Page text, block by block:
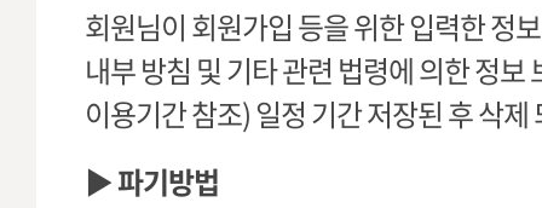
회원님이 회원가입 등을 위한 입력한 정
내부 방침 및 기타 관련 법령에 의한 정보
이용기간 참조) 일정 기간 저장된 후 삭
▶ 파기방법